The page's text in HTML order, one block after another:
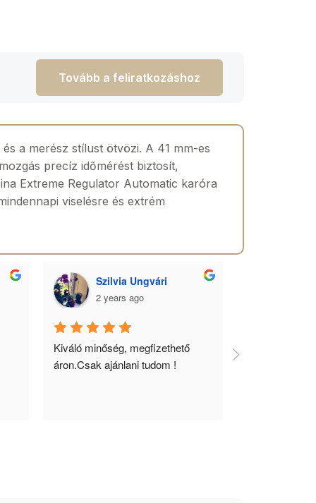
Tovább a feliratkozáshoz
a merész stílust ötvözi. A 41 mm-es
precíz időmérést biztosít,
Extreme Regulator Automatic karóra
viselésre és extrém
Szilvia Ungvári
2 years ago
Kiváló minőség, megfizethető
áron.Csak ajánlani tudom !